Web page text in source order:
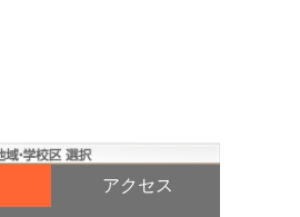
アクセス